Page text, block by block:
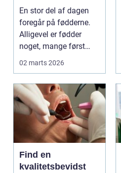
til sunde fødder i
hverdagen
En stor del af dagen
foregår på fødderne.
Alligevel er fødder
noget, mange først
tænker på, når smer...
02 marts 2026
Find en
kvalitetsbevidst